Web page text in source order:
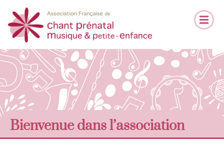
Bienvenue dans l’association